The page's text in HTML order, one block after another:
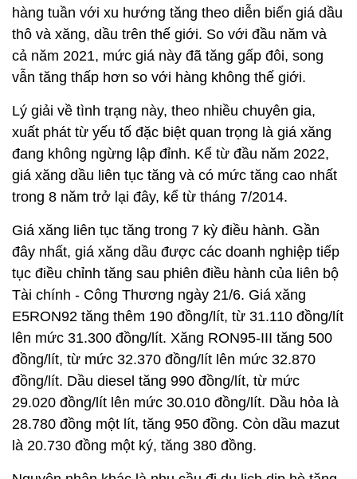
hàng tuần với xu hướng tăng theo diễn biến giá dầu
thô và xăng, dầu trên thế giới. So với đầu năm và
cả năm 2021, mức giá này đã tăng gấp đôi, song
vẫn tăng thấp hơn so với hàng không thế giới.
Lý giải về tình trạng này, theo nhiều chuyên gia,
xuất phát từ yếu tố đặc biệt quan trọng là giá xăng
đang không ngừng lập đỉnh. Kể từ đầu năm 2022,
giá xăng dầu liên tục tăng và có mức tăng cao nhất
trong 8 năm trở lại đây, kể từ tháng 7/2014.
Giá xăng liên tục tăng trong 7 kỳ điều hành. Gần
đây nhất, giá xăng dầu được các doanh nghiệp tiếp
tục điều chỉnh tăng sau phiên điều hành của liên bộ
Tài chính - Công Thương ngày 21/6. Giá xăng
E5RON92 tăng thêm 190 đồng/lít, từ 31.110 đồng/lít
lên mức 31.300 đồng/lít. Xăng RON95-III tăng 500
đồng/lít, từ mức 32.370 đồng/lít lên mức 32.870
đồng/lít. Dầu diesel tăng 990 đồng/lít, từ mức
29.020 đồng/lít lên mức 30.010 đồng/lít. Dầu hỏa là
28.780 đồng một lít, tăng 950 đồng. Còn dầu mazut
là 20.730 đồng một ký, tăng 380 đồng.